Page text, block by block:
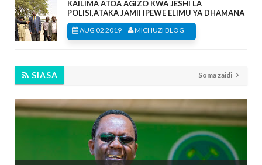
KAILIMA ATOA AGIZO KWA JESHI LA
POLISI,ATAKA JAMII IPEWE ELIMU YA DHAMANA
AUG 02 2019 - MICHUZI BLOG
SIASA Soma zaidi